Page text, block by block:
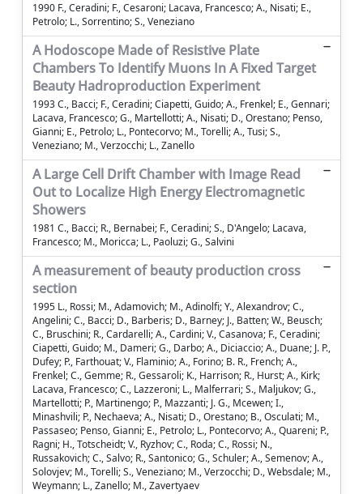
1990 F., Ceradini; F., Cesaroni; Lacava, Francesco; A., Nisati; E.,
Petrolo; L., Sorrentino; S., Veneziano
A Hodoscope Made of Resistive Plate
Chambers To Identify Muons In A Fixed Target
Beauty Hadroproduction Experiment
1993 C., Bacci; F., Ceradini; Ciapetti, Guido; A., Frenkel; E., Gennari;
Lacava, Francesco; G., Martellotti; A., Nisati; D., Orestano; Penso,
Gianni; E., Petrolo; L., Pontecorvo; M., Torelli; A., Tusi; S.,
Veneziano; M., Verzocchi; L., Zanello
A Large Cell Drift Chamber with Image Read
Out to Localize High Energy Electromagnetic
Showers
1981 C., Bacci; R., Bernabei; F., Ceradini; S., D'Angelo; Lacava,
Francesco; M., Moricca; L., Paoluzi; G., Salvini
A measurement of beauty production cross
section
1995 L., Rossi; M., Adamovich; M., Adinolfi; Y., Alexandrov; C.,
Angelini; C., Bacci; D., Barberis; D., Barney; J., Batten; W., Beusch;
C., Bruschini; R., Cardarelli; A., Cardini; V., Casanova; F., Ceradini;
Ciapetti, Guido; M., Dameri; G., Darbo; A., Diciaccio; A., Duane; J. P.,
Dufey; P., Farthouat; V., Flaminio; A., Forino; B. R., French; A.,
Frenkel; C., Gemme; R., Gessaroli; K., Harrison; R., Hurst; A., Kirk;
Lacava, Francesco; C., Lazzeroni; L., Malferrari; S., Maljukov; G.,
Martellotti; P., Martinengo; P., Mazzanti; J. G., Mcewen; I.,
Minashvili; P., Nechaeva; A., Nisati; D., Orestano; B., Osculati; M.,
Passaseo; Penso, Gianni; E., Petrolo; L., Pontecorvo; A., Quareni; P.,
Ragni; H., Totscheidt; V., Ryzhov; C., Roda; C., Rossi; N.,
Russakovich; C., Salvo; R., Santonico; G., Schuler; A., Semenov; A.,
Solovjev; M., Torelli; S., Veneziano; M., Verzocchi; D., Websdale; M.,
Weymann; L., Zanello; M., Zavertyaev